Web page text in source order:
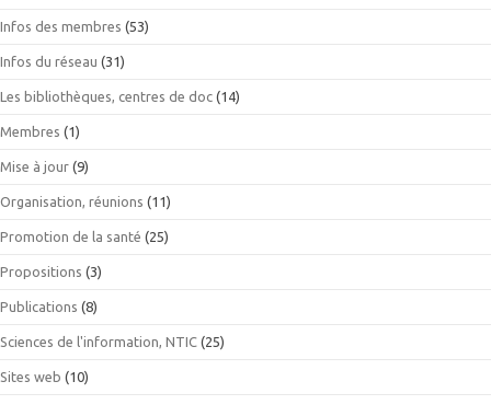
Infos des membres (53)
Infos du réseau (31)
Les bibliothèques, centres de doc (14)
Membres (1)
Mise à jour (9)
Organisation, réunions (11)
Promotion de la santé (25)
Propositions (3)
Publications (8)
Sciences de l'information, NTIC (25)
Sites web (10)